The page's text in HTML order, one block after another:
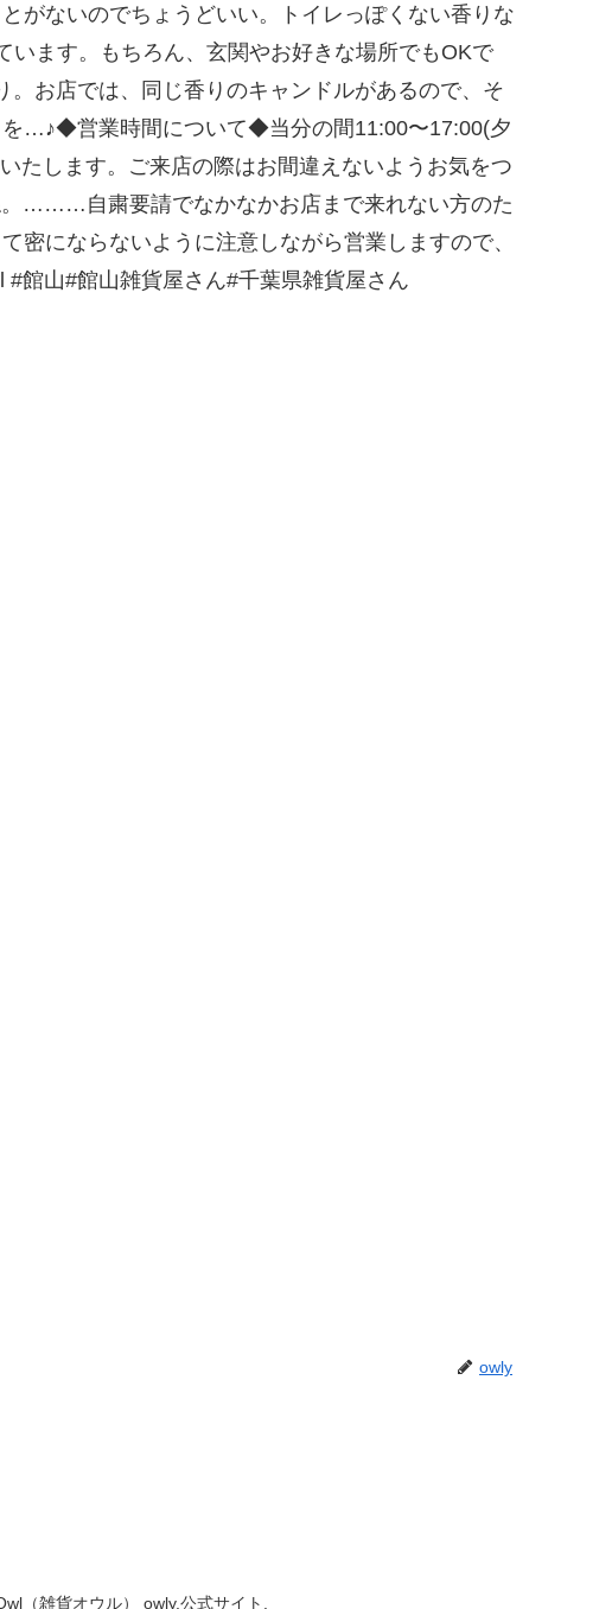
がないのでちょうどいい。トイレっぽくない香りな
ます。もちろん、玄関やお好きな場所でもOKで
お店では、同じ香りのキャンドルがあるので、そ
を…♪◆営業時間について◆当分の間11:00〜17:00(夕
たします。ご来店の際はお間違えないようお気をつ
。………自粛要請でなかなかお店まで来れない方のた
密にならないように注意しながら営業しますので、
館山#館山雑貨屋さん#千葉県雑貨屋さん
owly
（雑貨オウル） owly.公式サイト.